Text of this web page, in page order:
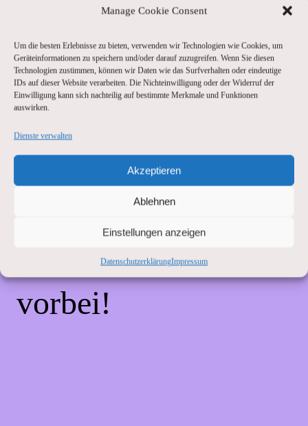
Manage Cookie Consent
Um die besten Erlebnisse zu bieten, verwenden wir Technologien wie Cookies, um
Geräteinformationen zu speichern und/oder darauf zuzugreifen. Wenn Sie diesen
Technologien zustimmen, können wir Daten wie das Surfverhalten oder eindeutige
IDs auf dieser Website verarbeiten. Die Nichteinwilligung oder der Widerruf der
Einwilligung kann sich nachteilig auf bestimmte Merkmale und Funktionen
auswirken.
Dienste verwalten
Akzeptieren
Ablehnen
Einstellungen anzeigen
DatenschutzerklärungImpressum
Entschuldige bitte
die
Unannehmlichkeiten!
Wir arbeiten an einer
großartigen Sache –
schau bald wieder
vorbei!